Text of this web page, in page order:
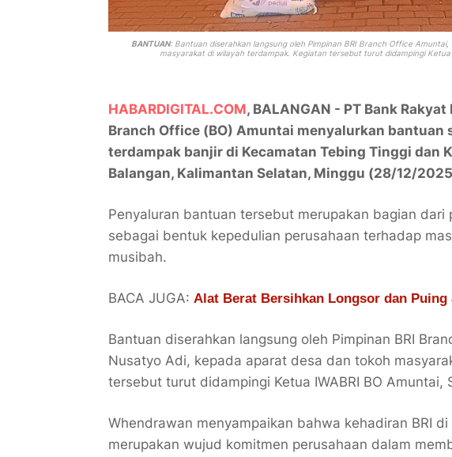
BANTUAN: Bantuan diserahkan langsung oleh Pimpinan BRI Branch Office
masyarakat di wilayah terdampak. Kegiatan tersebut turut didampingi Ketua
HABARDIGITAL.COM, BALANGAN - PT Bank
Branch Office (BO) Amuntai menyalurkan bantuan
terdampak banjir di Kecamatan Tebing Tinggi dan
Balangan, Kalimantan Selatan, Minggu (28/12/
Penyaluran bantuan tersebut merupakan bagian dari
sebagai bentuk kepedulian perusahaan terhadap
musibah.
BACA JUGA: Alat Berat Bersihkan Longsor dan
Bantuan diserahkan langsung oleh Pimpinan BRI
Nusatyo Adi, kepada aparat desa dan tokoh
tersebut turut didampingi Ketua IWABRI BO Amuntai,
Whendrawan menyampaikan bahwa kehadiran BRI
merupakan wujud komitmen perusahaan dalam